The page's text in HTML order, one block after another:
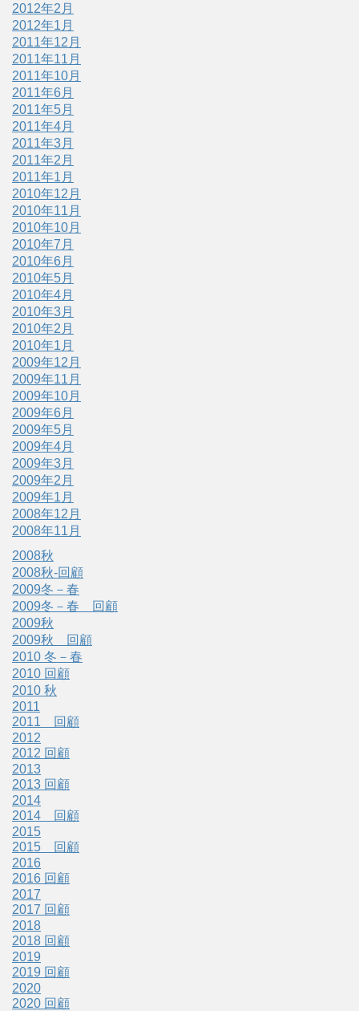
2012年2月
2012年1月
2011年12月
2011年11月
2011年10月
2011年6月
2011年5月
2011年4月
2011年3月
2011年2月
2011年1月
2010年12月
2010年11月
2010年10月
2010年7月
2010年6月
2010年5月
2010年4月
2010年3月
2010年2月
2010年1月
2009年12月
2009年11月
2009年10月
2009年6月
2009年5月
2009年4月
2009年3月
2009年2月
2009年1月
2008年12月
2008年11月
2008秋
2008秋-回顧
2009冬－春
2009冬－春 回顧
2009秋
2009秋 回顧
2010 冬－春
2010 回顧
2010 秋
2011
2011 回顧
2012
2012 回顧
2013
2013 回顧
2014
2014 回顧
2015
2015 回顧
2016
2016 回顧
2017
2017 回顧
2018
2018 回顧
2019
2019 回顧
2020
2020 回顧